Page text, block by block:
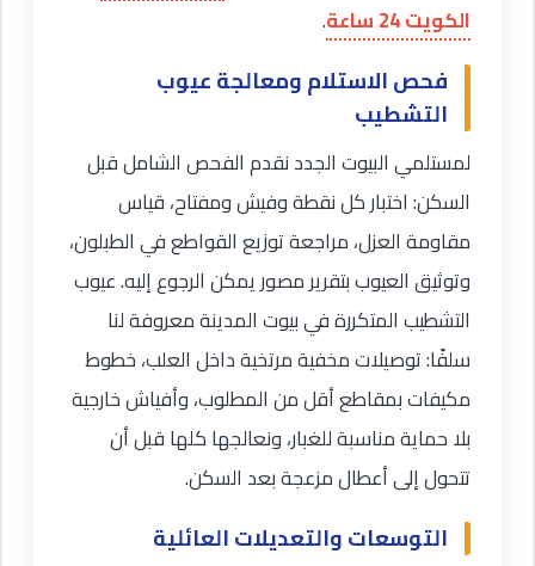
الكويت 24 ساعة
.
فحص الاستلام ومعالجة عيوب
التشطيب
لمستلمي البيوت الجدد نقدم الفحص الشامل قبل
السكن: اختبار كل نقطة وفيش ومفتاح، قياس
مقاومة العزل، مراجعة توزيع القواطع في الطبلون،
وتوثيق العيوب بتقرير مصور يمكن الرجوع إليه. عيوب
التشطيب المتكررة في بيوت المدينة معروفة لنا
سلفًا: توصيلات مخفية مرتخية داخل العلب، خطوط
مكيفات بمقاطع أقل من المطلوب، وأفياش خارجية
بلا حماية مناسبة للغبار، ونعالجها كلها قبل أن
تتحول إلى أعطال مزعجة بعد السكن.
التوسعات والتعديلات العائلية